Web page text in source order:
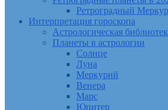
Ретроградный
Интерпретация гороскопа
Астрологическая
Планеты в астрологии
Солнце
Луна
Меркурий
Венера
Марс
Юпитер